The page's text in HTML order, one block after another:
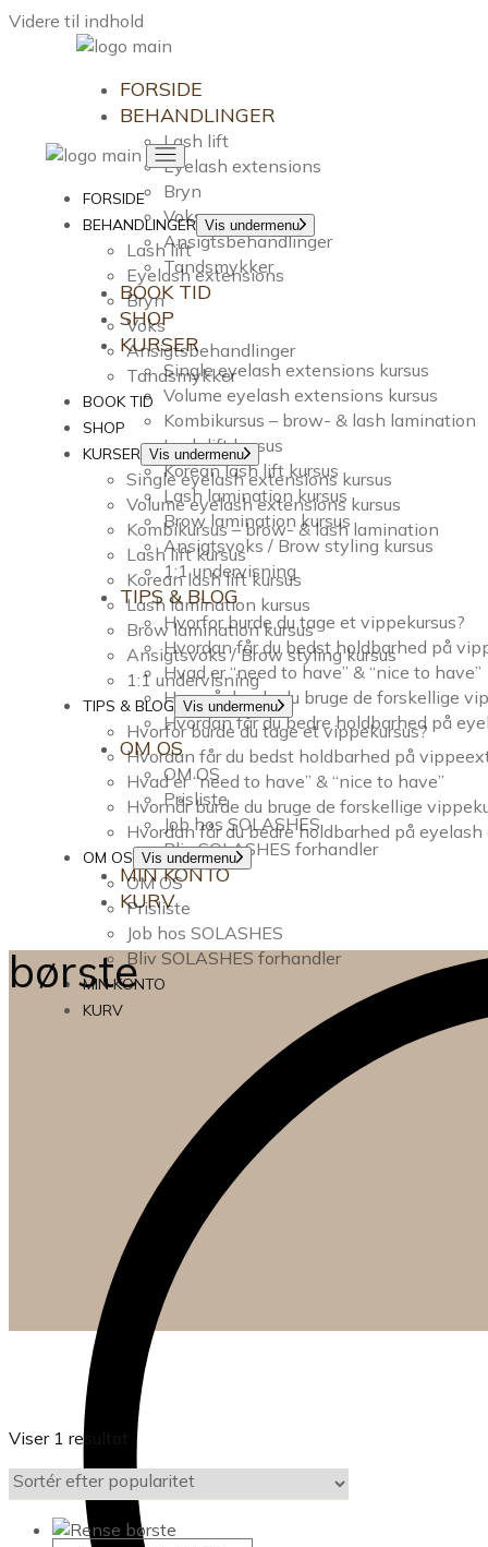
Videre til indhold
FORSIDE
BEHANDLINGER
Lash lift
Eyelash extensions
Bryn
Voks
Ansigtsbehandlinger
Tandsmykker
BOOK TID
SHOP
KURSER
Single eyelash extensions kursus
Volume eyelash extensions kursus
Kombikursus – brow- & lash lamination
Lash lift kursus
Korean lash lift kursus
Lash lamination kursus
Brow lamination kursus
Ansigtsvoks / Brow styling kursus
1:1 undervisning
TIPS & BLOG
Hvorfor burde du tage et vippekursus?
Hvordan får du bedst holdbarhed på
Hvad er “need to have” & “nice to have”
Hvornår burde du bruge de forskellige
Hvordan får du bedre holdbarhed på
OM OS
OM OS
Prisliste
Job hos SOLASHES
Bliv SOLASHES forhandler
MIN KONTO
KURV
FORSIDE
BEHANDLINGER Vis undermenu
Lash lift
Eyelash extensions
Bryn
Voks
Ansigtsbehandlinger
Tandsmykker
BOOK TID
SHOP
KURSER Vis undermenu
Single eyelash extensions kursus
Volume eyelash extensions kursus
Kombikursus – brow- & lash lamination
Lash lift kursus
Korean lash lift kursus
Lash lamination kursus
Brow lamination kursus
Ansigtsvoks / Brow styling kursus
1:1 undervisning
TIPS & BLOG Vis undermenu
Hvorfor burde du tage et vippekursus?
Hvordan får du bedst holdbarhed på
Hvad er “need to have” & “nice to have”
Hvornår burde du bruge de forskellige
Hvordan får du bedre holdbarhed på
OM OS Vis undermenu
OM OS
Prisliste
Job hos SOLASHES
Bliv SOLASHES forhandler
MIN KONTO
KURV
børste
Viser 1 resultat